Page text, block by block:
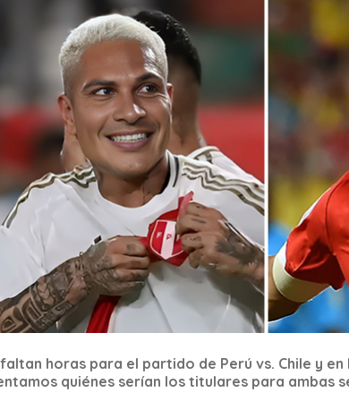
horas para el partido de Perú vs. Chile y
quiénes serían los titulares para ambas